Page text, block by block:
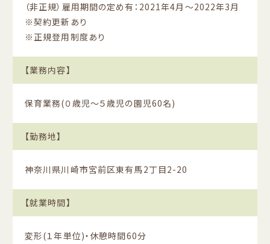
（非正規）雇用期間の定め有：2021年4月〜2022年3月
※契約更新あり
※正規登用制度あり
【業務内容】
保育業務(０歳児〜５歳児の園児60名)
【勤務地】
神奈川県川崎市宮前区東有馬2丁目2-20
【就業時間】
変形(１年単位)・休憩時間60分